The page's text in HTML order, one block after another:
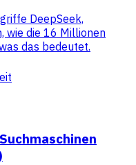
DeepSeek,
wie die 16 Millionen
das bedeutet.